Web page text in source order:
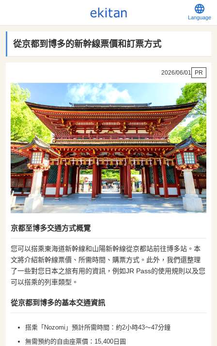
Language
從京都到博多的新幹線票價和訂票方式
2026/06/01 PR
京都至博多交通方式概覽
您可以搭乘東海道新幹線和山陽新幹線從京都站前往博多站。本
文將介紹新幹線票價、所需時間、購票方式。此外，我們還整理
了一些對您日本之旅有用的資訊，例如JR Pass的使用規則以及您
可以搭乘的列車類型。
從京都到博多的基本交通資訊
搭乘「Nozomi」預計所需時間：約2小時43〜47分鐘
無需預約的自由座票價：15,400日圓